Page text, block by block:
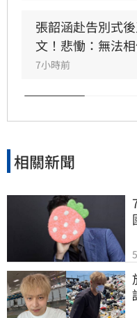
抗癌仍敬業工作，
疼，如今遺憾好友
壇巨星合作，打造
崇高且人緣極佳，
在幕後無可取代的
專業且溫暖的幕後
張韶涵赴告別式
文！悲慟：無法
7小時前
相關新聞